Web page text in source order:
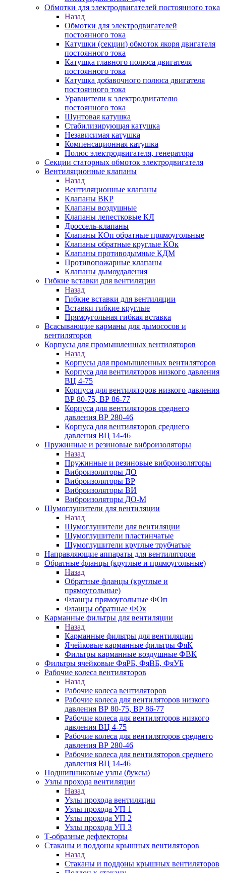
Обмотки для электродвигателей постоянного тока
Назад
Обмотки для электродвигателей
постоянного тока
Катушки (секции) обмоток якоря двигателя
постоянного тока
Катушка главного полюса двигателя
постоянного тока
Катушка добавочного полюса двигателя
постоянного тока
Уравнители к электродвигателю
постоянного тока
Шунтовая катушка
Стабилизирующая катушка
Независимая катушка
Компенсационная катушка
Полюс электродвигателя, генератора
Секции статорных обмоток электродвигателя
Вентиляционные клапаны
Назад
Вентиляционные клапаны
Клапаны ВКР
Клапаны воздушные
Клапаны лепестковые КЛ
Дроссель-клапаны
Клапаны КОп обратные прямоугольные
Клапаны обратные круглые КОк
Клапаны противодымные КДМ
Противопожарные клапаны
Клапаны дымоудаления
Гибкие вставки для вентиляции
Назад
Гибкие вставки для вентиляции
Вставки гибкие круглые
Прямоугольная гибкая вставка
Всасывающие карманы для дымососов и
вентиляторов
Корпусы для промышленных вентиляторов
Назад
Корпусы для промышленных вентиляторов
Корпуса для вентиляторов низкого давления
ВЦ 4-75
Корпуса для вентиляторов низкого давления
ВР 80-75, ВР 86-77
Корпуса для вентиляторов среднего
давления ВР 280-46
Корпуса для вентиляторов среднего
давления ВЦ 14-46
Пружинные и резиновые виброизоляторы
Назад
Пружинные и резиновые виброизоляторы
Виброизоляторы ДО
Виброизоляторы ВР
Виброизоляторы ВИ
Виброизоляторы ДО-М
Шумоглушители для вентиляции
Назад
Шумоглушители для вентиляции
Шумоглушители пластинчатые
Шумоглушители круглые трубчатые
Направляющие аппараты для вентиляторов
Обратные фланцы (круглые и прямоугольные)
Назад
Обратные фланцы (круглые и
прямоугольные)
Фланцы прямоугольные ФОп
Фланцы обратные ФОк
Карманные фильтры для вентиляции
Назад
Карманные фильтры для вентиляции
Ячейковые карманные фильтры ФяК
Фильтры карманные воздушные ФВК
Фильтры ячейковые ФяРБ, ФяВБ, ФяУБ
Рабочие колеса вентиляторов
Назад
Рабочие колеса вентиляторов
Рабочие колеса для вентиляторов низкого
давления ВР 80-75, ВР 86-77
Рабочие колеса для вентиляторов низкого
давления ВЦ 4-75
Рабочие колеса для вентиляторов среднего
давления ВР 280-46
Рабочие колеса для вентиляторов среднего
давления ВЦ 14-46
Подшипниковые узлы (буксы)
Узлы прохода вентиляции
Назад
Узлы прохода вентиляции
Узлы прохода УП 1
Узлы прохода УП 2
Узлы прохода УП 3
Т-образные дефлекторы
Стаканы и поддоны крышных вентиляторов
Назад
Стаканы и поддоны крышных вентиляторов